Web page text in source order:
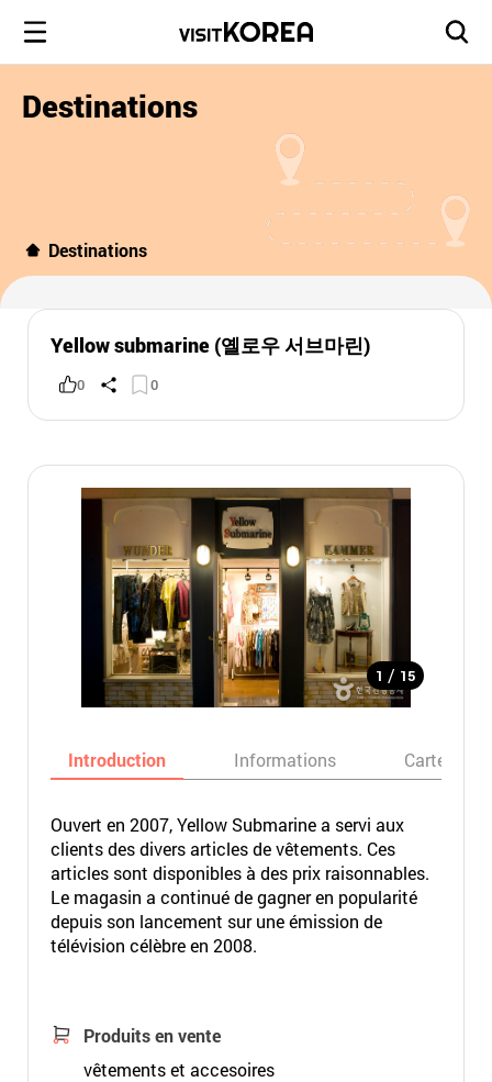
Destinations
Destinations
Yellow submarine (옐로우 서브마린)
0 0
1 / 15
Introduction Informations Carte
Ouvert en 2007, Yellow Submarine a servi aux
clients des divers articles de vêtements. Ces
articles sont disponibles à des prix raisonnables.
Le magasin a continué de gagner en popularité
depuis son lancement sur une émission de
télévision célèbre en 2008.
Produits en vente
vêtements et accesoires